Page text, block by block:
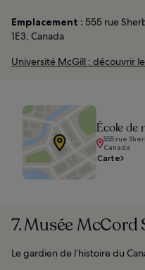
Emplacement : 555 rue
1E3, Canada
Université McGill : découvrir
École de
555 rue
Canada
Carte
7. Musée McCord
Le gardien de l’histoire du